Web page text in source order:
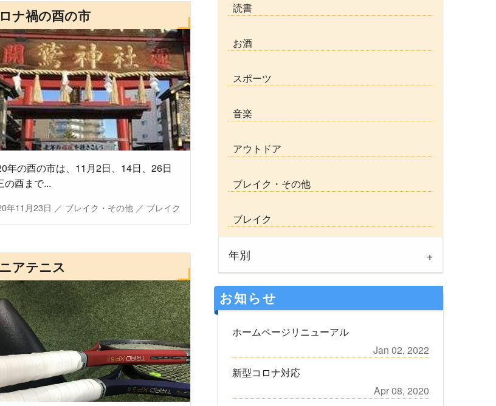
ナ禍の酉の市
年の酉の市は、11月2日、14日、26日
の酉まで...
年11月23日 ／ ブレイク・その他 ／ ブレイク
アテニス
読書
お酒
スポーツ
音楽
アウトドア
ブレイク・その他
ブレイク
年別
お知らせ
ホームページリニューアル
Jan 02, 2022
新型コロナ対応
Apr 08, 2020